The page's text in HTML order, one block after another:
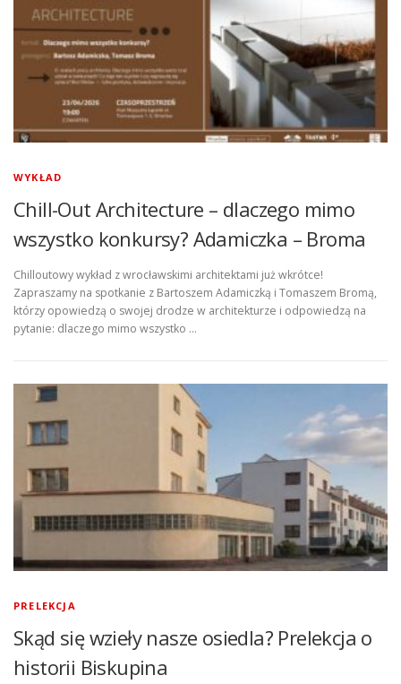
WYKŁAD
Chill-Out Architecture – dlaczego mimo
wszystko konkursy? Adamiczka – Broma
Chilloutowy wykład z wrocławskimi architektami już wkrótce!
Zapraszamy na spotkanie z Bartoszem Adamiczką i Tomaszem Bromą,
którzy opowiedzą o swojej drodze w architekturze i odpowiedzą na
pytanie: dlaczego mimo wszystko …
PRELEKCJA
Skąd się wzieły nasze osiedla? Prelekcja o
historii Biskupina